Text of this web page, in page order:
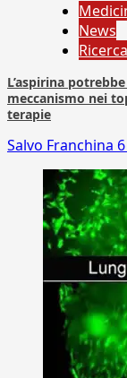
News
Ricerca
L’aspirina
meccanismo nei
terapie
Salvo Franchina